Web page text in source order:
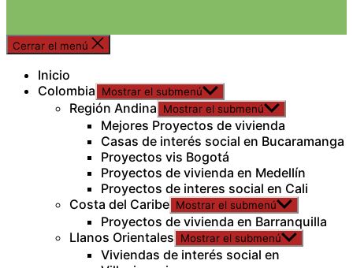
Cerrar el menú
Inicio
Colombia
Mostrar el submenú
Región Andina Mostrar el submenú
Mejores Proyectos de vivienda
Casas de interés social en Bucaramanga
Proyectos vis Bogotá
Proyectos de vivienda en Medellín
Proyectos de interes social en Cali
Costa del Caribe Mostrar el submenú
Proyectos de vivienda en Barranquilla
Llanos Orientales
Mostrar el submenú
Viviendas de interés social en